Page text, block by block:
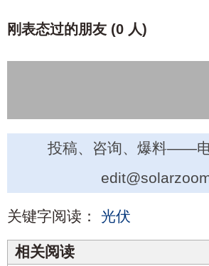
刚表态过的朋友 (0 人)
投稿、咨询、爆料——
关键字阅读： 光伏
相关阅读